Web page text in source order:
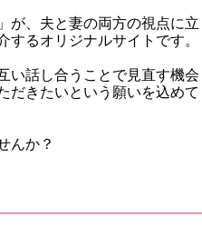
が、夫と妻の両方の視点に立
るオリジナルサイトです。
い話し合うことで見直す機会
だきたいという願いを込めて
んか？